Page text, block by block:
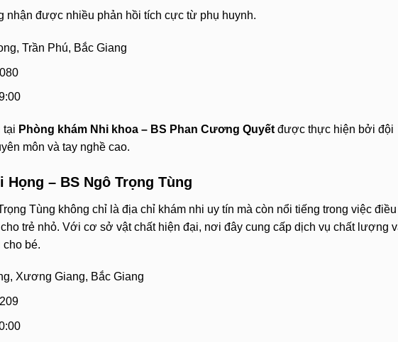
nhận được nhiều phản hồi tích cực từ phụ huynh.
Trần Phú, Bắc Giang
tại Phòng khám Nhi khoa – BS Phan Cương Quyết được thực hiện bởi đội
môn và tay nghề cao.
Họng – BS Ngô Trọng Tùng
Tùng không chỉ là địa chỉ khám nhi uy tín mà còn nổi tiếng trong việc
trẻ nhỏ. Với cơ sở vật chất hiện đại, nơi đây cung cấp dịch vụ chất lượng
cho bé.
Xương Giang, Bắc Giang